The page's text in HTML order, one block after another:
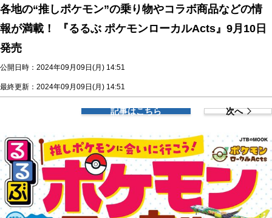
各地の“推しポケモン”の乗り物やコラボ商品などの情
報が満載！ 『るるぶ ポケモンローカルActs』9月10日
発売
公開日時：2024年09月09日(月) 14:51
最終更新：2024年09月09日(月) 14:51
記事はこちら 次へ